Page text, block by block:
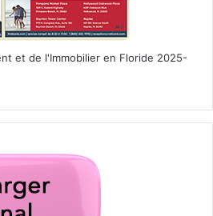
et de l'Immobilier en Floride 2025-